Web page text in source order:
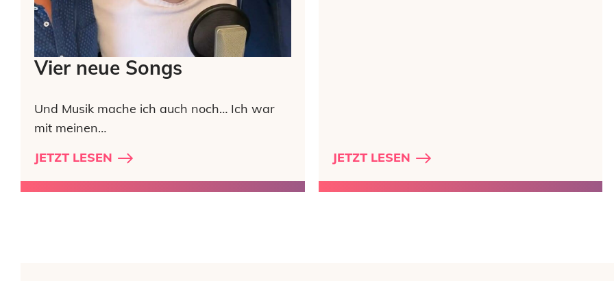
Vier neue Songs
Und Musik mache ich auch noch… Ich war
mit meinen…
JETZT LESEN
JETZT LESEN